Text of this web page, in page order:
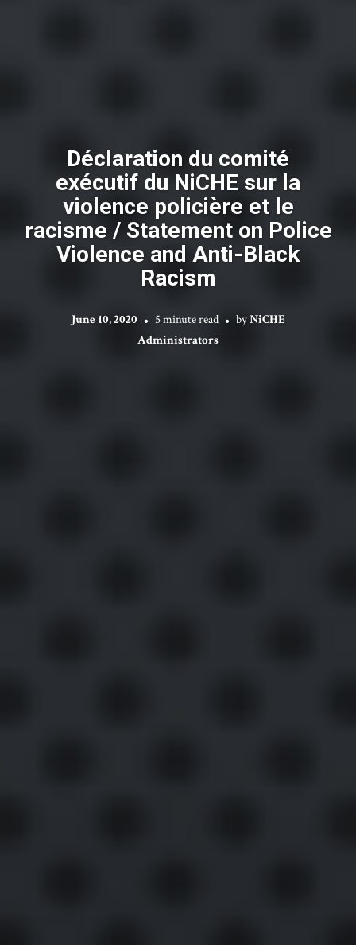
Déclaration du comité
exécutif du NiCHE sur la
violence policière et le
racisme / Statement on Police
Violence and Anti-Black
Racism
June 10, 2020 5 minute read byNiCHE
Administrators